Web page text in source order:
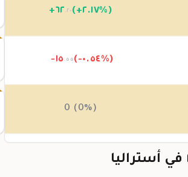
+٦٢ .٢٠ (+٢.١٧%)
-١٥ .٥٥ (-٠.٥٤%)
0 (0%)